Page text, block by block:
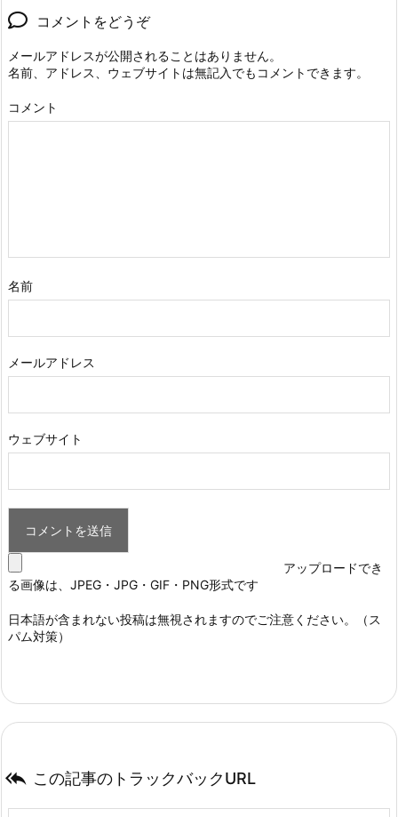
コメントをどうぞ
メールアドレスが公開されることはありません。
名前、アドレス、ウェブサイトは無記入でもコメントできます。
コメント
名前
メールアドレス
ウェブサイト
アップロードでき
る画像は、JPEG・JPG・GIF・PNG形式です
日本語が含まれない投稿は無視されますのでご注意ください。（ス
パム対策）
 この記事のトラックバックURL